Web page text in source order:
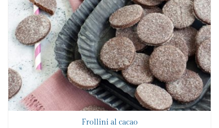
Frollini al cacao